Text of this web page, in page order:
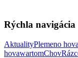
Rýchla navigácia
AktualityPlemeno
hovawartomChov